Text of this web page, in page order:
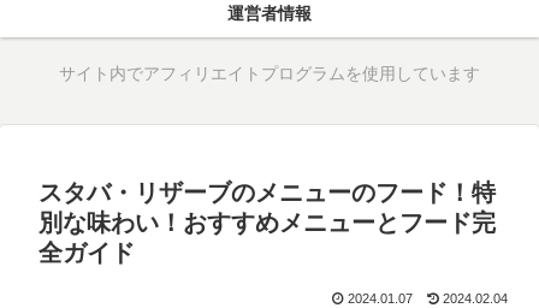
運営者情報
サイト内でアフィリエイトプログラムを使用しています
スタバ・リザーブのメニューのフード！特
別な味わい！おすすめメニューとフード完
全ガイド
2024.01.07 2024.02.04